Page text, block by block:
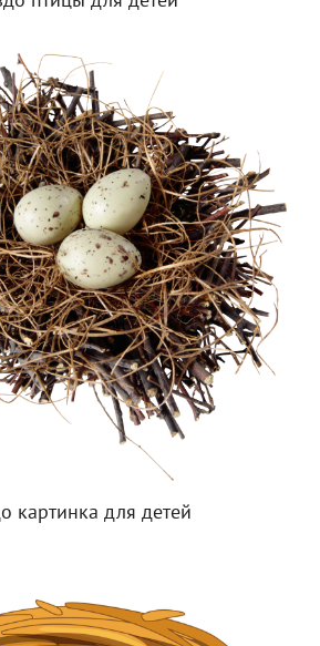
картинка для детей